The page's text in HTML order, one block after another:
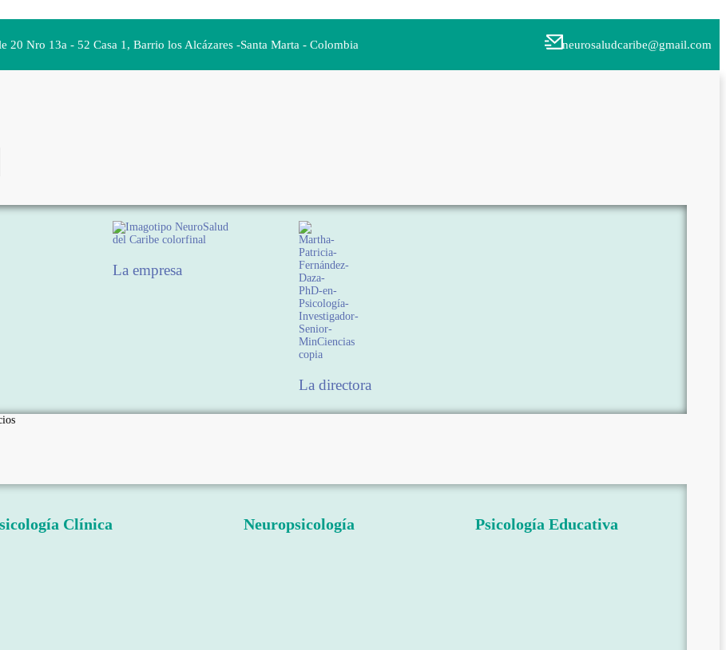
20 Nro 13a - 52 Casa 1, Barrio los Alcázares -Santa Marta - Colombia neurosaludcaribe@gmail.com
La empresa
La directora
Clínica Neuropsicología Psicología Educativa